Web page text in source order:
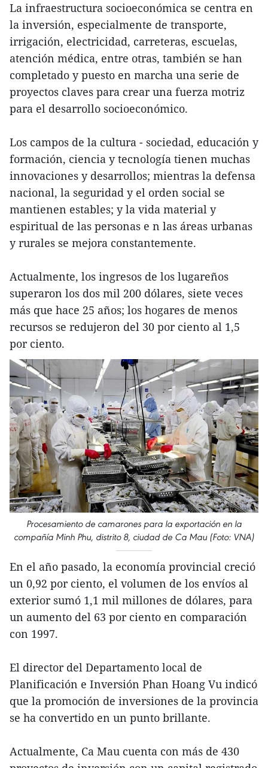
La infraestructura socioeconómica se centra en
la inversión, especialmente de transporte,
irrigación, electricidad, carreteras, escuelas,
atención médica, entre otras, también se han
completado y puesto en marcha una serie de
proyectos claves para crear una fuerza motriz
para el desarrollo socioeconómico.
Los campos de la cultura - sociedad, educación y
formación, ciencia y tecnología tienen muchas
innovaciones y desarrollos; mientras la defensa
nacional, la seguridad y el orden social se
mantienen estables; y la vida material y
espiritual de las personas e n las áreas urbanas
y rurales se mejora constantemente.
Actualmente, los ingresos de los lugareños
superaron los dos mil 200 dólares, siete veces
más que hace 25 años; los hogares de menos
recursos se redujeron del 30 por ciento al 1,5
por ciento.
Procesamiento de camarones para la exportación en la
compañía Minh Phu, distrito 8, ciudad de Ca Mau (Foto: VNA)
En el año pasado, la economía provincial creció
un 0,92 por ciento, el volumen de los envíos al
exterior sumó 1,1 mil millones de dólares, para
un aumento del 63 por ciento en comparación
con 1997.
El director del Departamento local de
Planificación e Inversión Phan Hoang Vu indicó
que la promoción de inversiones de la provincia
se ha convertido en un punto brillante.
Actualmente, Ca Mau cuenta con más de 430